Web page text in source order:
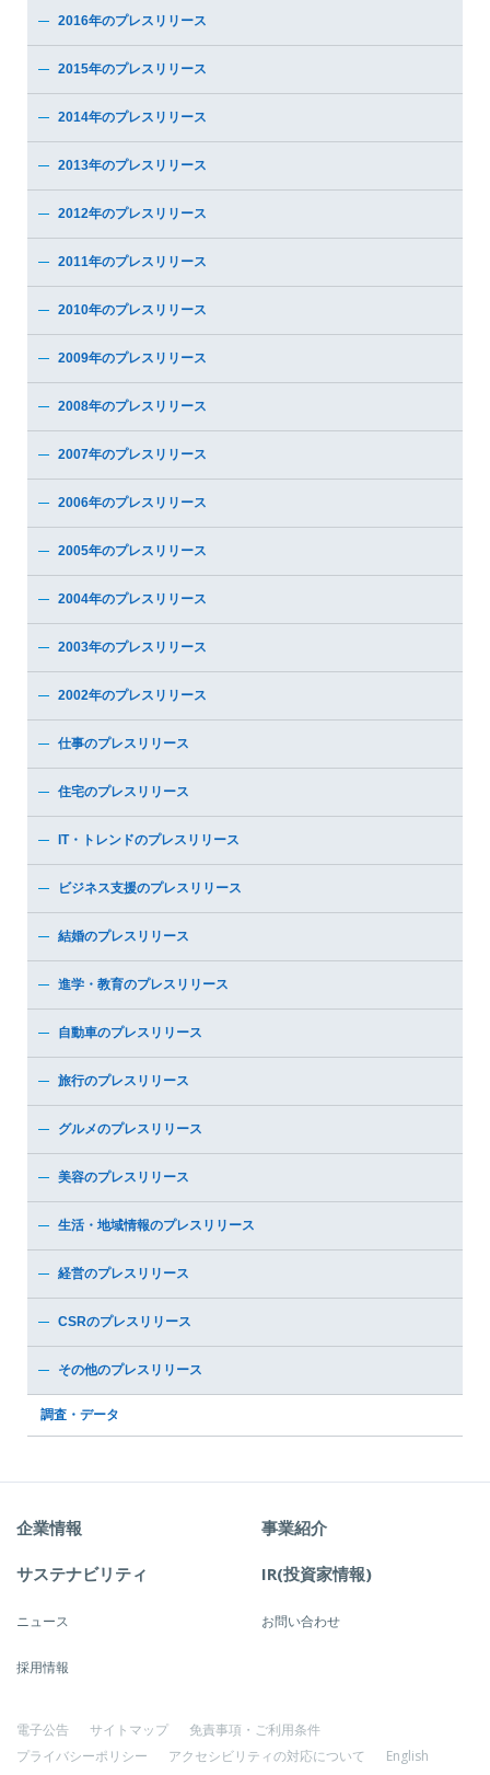
2016年のプレスリリース
2015年のプレスリリース
2014年のプレスリリース
2013年のプレスリリース
2012年のプレスリリース
2011年のプレスリリース
2010年のプレスリリース
2009年のプレスリリース
2008年のプレスリリース
2007年のプレスリリース
2006年のプレスリリース
2005年のプレスリリース
2004年のプレスリリース
2003年のプレスリリース
2002年のプレスリリース
仕事のプレスリリース
住宅のプレスリリース
IT・トレンドのプレスリリース
ビジネス支援のプレスリリース
結婚のプレスリリース
進学・教育のプレスリリース
自動車のプレスリリース
旅行のプレスリリース
グルメのプレスリリース
美容のプレスリリース
生活・地域情報のプレスリリース
経営のプレスリリース
CSRのプレスリリース
その他のプレスリリース
調査・データ
企業情報 事業紹介
サステナビリティ IR(投資家情報)
ニュース お問い合わせ
採用情報
電子公告 サイトマップ
免責事項・ご利用条件
プライバシーポリシー
アクセシビリティの対応について English